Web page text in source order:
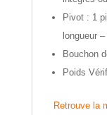
Pivot : 1
longueur
Bouchon
Poids
Retrouve la